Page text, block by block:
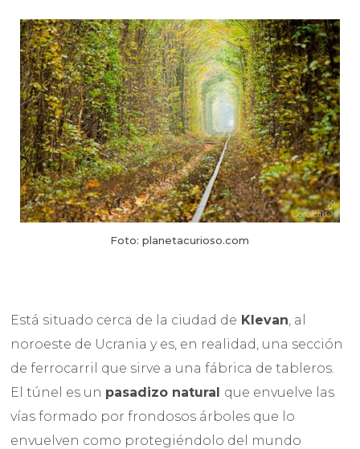
Foto: planetacurioso.com
Está situado cerca de la ciudad de Klevan , al
noroeste de Ucrania y es, en realidad, una sección
de ferrocarril que sirve a una fábrica de tableros.
El túnel es un pasadizo natural que envuelve las
vías formado por frondosos árboles que lo
envuelven como protegiéndolo del mundo